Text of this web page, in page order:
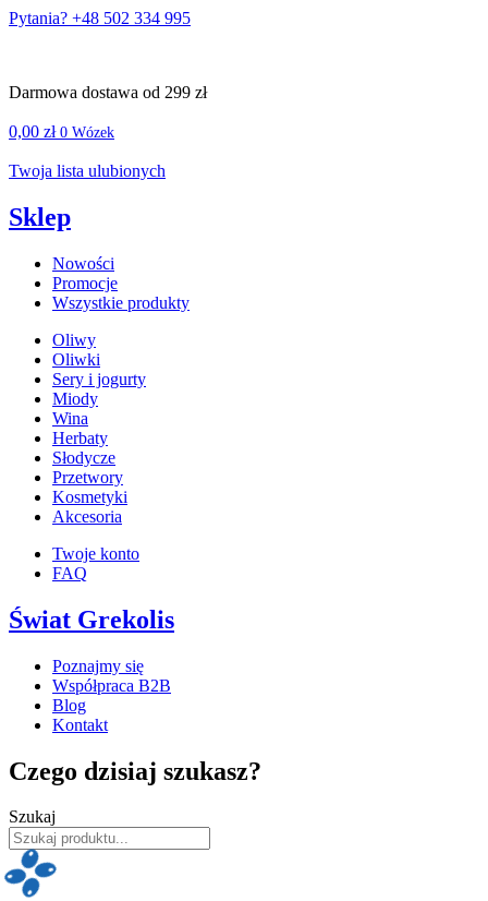
Pytania? +48 502 334 995
Darmowa dostawa od 299 zł
0,00 zł 0 Wózek
Twoja lista ulubionych
Sklep
Nowości
Promocje
Wszystkie produkty
Oliwy
Oliwki
Sery i jogurty
Miody
Wina
Herbaty
Słodycze
Przetwory
Kosmetyki
Akcesoria
Twoje konto
FAQ
Świat Grekolis
Poznajmy się
Współpraca B2B
Blog
Kontakt
Czego dzisiaj szukasz?
Szukaj